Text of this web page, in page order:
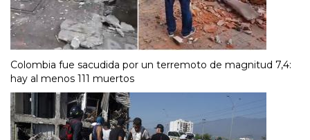
Colombia fue sacudida por un terremoto de magnitud 7,4:
hay al menos 111 muertos